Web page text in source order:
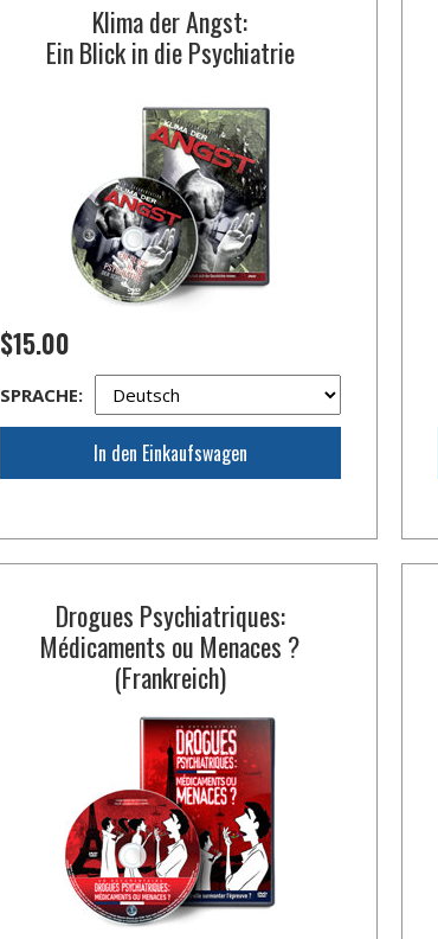
Klima der Angst:
Ein Blick in die Psychiatrie
$15.00
SPRACHE:
In den Einkaufswagen
Drogues Psychiatriques:
Médicaments ou Menaces ?
(Frankreich)